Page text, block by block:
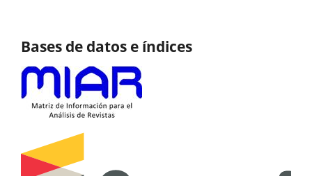
Bases de datos e índices